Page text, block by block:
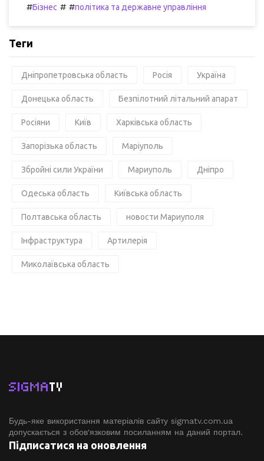
#Бізнес # #політика та державне управління
Теги
Дніпропетровська область Росія Україна
Донецька область Безпілотний літальний апарат
Росіяни Київ Харківська область
Запорізька область Маріуполь
Збройні сили України Мариуполь Дніпро
Одеська область Київська область
Полтавська область новости Мариуполя
Інфраструктура Артилерія
Миколаївська область
SIGMATV
Будь-яке використання матеріалів сайту sigmatv.com.ua
допускається з обов'язковим посиланням на даний портал.
Підписатися на оновлення